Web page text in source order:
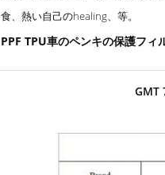
食、熱い自己のhealing、等。
PPF TPU車のペンキの保護フィ
GMT